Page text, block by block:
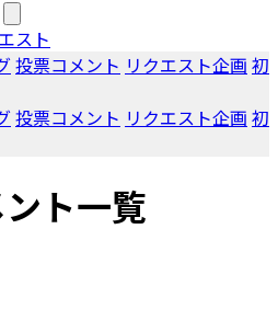
スト
投票コメント リクエスト企画 初
投票コメント リクエスト企画 初
ト一覧